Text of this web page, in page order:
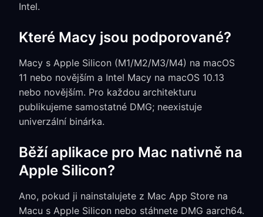
Intel.
Které Macy jsou podporované?
Macy s Apple Silicon (M1/M2/M3/M4) na macOS
11 nebo novějším a Intel Macy na macOS 10.13
nebo novějším. Pro každou architekturu
publikujeme samostatné DMG; neexistuje
univerzální binárka.
Běží aplikace pro Mac nativně na
Apple Silicon?
Ano, pokud ji nainstalujete z Mac App Store na
Macu s Apple Silicon nebo stáhnete DMG aarch64.